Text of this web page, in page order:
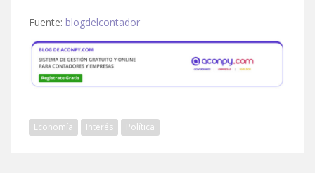
Fuente: blogdelcontador
Economía Interés Política